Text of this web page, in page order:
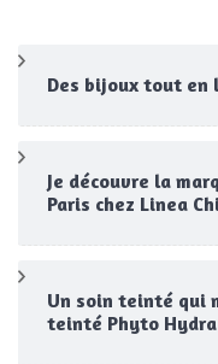
Des bijoux tout en
Je découvre la
Paris chez Linea
Un soin teinté qui
teinté Phyto